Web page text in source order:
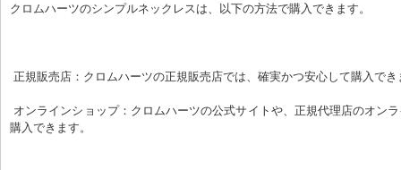
クロムハーツのシンプルネックレスは、以下の方法で購入できます。
正規販売店：クロムハーツの正規販売店では、確実かつ安心して購入でき
購入できます。